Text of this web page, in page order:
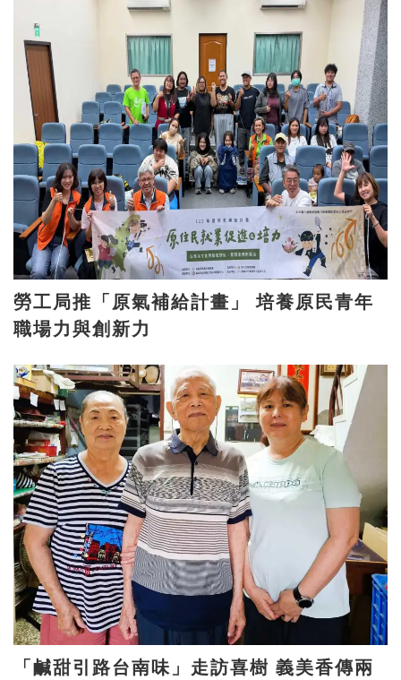
勞工局推「原氣補給計畫」 培養原民青年
職場力與創新力
「鹹甜引路台南味」走訪喜樹 義美香傳兩